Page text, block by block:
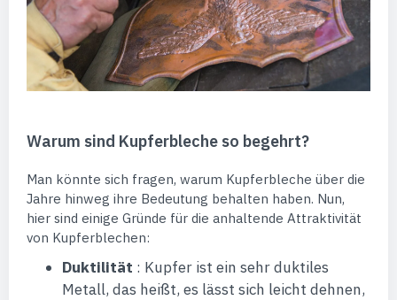
Warum sind Kupferbleche so begehrt?
Man könnte sich fragen, warum Kupferbleche über die
Jahre hinweg ihre Bedeutung behalten haben. Nun,
hier sind einige Gründe für die anhaltende Attraktivität
von Kupferblechen:
Duktilität : Kupfer ist ein sehr duktiles
Metall, das heißt, es lässt sich leicht dehnen,